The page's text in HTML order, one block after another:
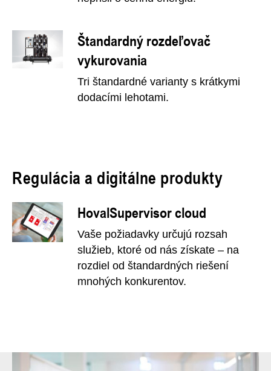
Štandardný rozdeľovač
vykurovania
Tri štandardné varianty s krátkymi
dodacími lehotami.
Regulácia a digitálne produkty
HovalSupervisor cloud
Vaše požiadavky určujú rozsah
služieb, ktoré od nás získate – na
rozdiel od štandardných riešení
mnohých konkurentov.